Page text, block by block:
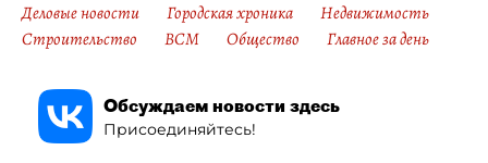
Деловые новости
Городская хроника
Недвижимость
Строительство
ВСМ Общество Главное за день
Обсуждаем новости здесь
Присоединяйтесь!